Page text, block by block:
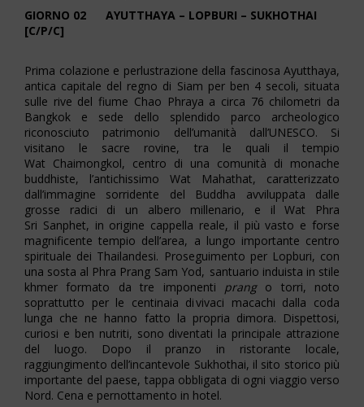
GIORNO 02 AYUTTHAYA – LOPBURI – SUKHOTHAI
[C/P/C]
Prima colazione e perlustrazione della fascinosa Ayutthaya,
antica capitale del regno di Siam per ben 4 secoli, situata
sulle rive del fiume Chao Phraya a circa 76 chilometri da
Bangkok e sede dello splendido parco archeologico
riconosciuto patrimonio dell’umanità dall’UNESCO. Si
visitano le sacre rovine, tra le quali il tempio
Wat Chaimongkol, centro di una comunità di monache
buddhiste, l’antichissimo Wat Mahathat, caratterizzato
dall’immagine sorridente del Buddha avviluppata dalle
grosse radici di un albero millenario, e il Wat Phra
Sri Sanphet, in origine cappella reale, il più vasto e forse
magnificente tempio dell’area, a lungo importante centro
spirituale dei Thailandesi. Proseguimento per Lopburi, con
una sosta al Phra Prang Sam Yod, santuario induista in stile
khmer formato da tre imponenti prang o torri, noto
soprattutto per le centinaia di vivaci macachi dalla coda
lunga che ne hanno fatto la propria dimora. Dispettosi,
curiosi e ben nutriti, sono diventati la principale attrazione
del luogo. Dopo il pranzo in ristorante locale,
raggiungimento dell’incantevole Sukhothai, il sito storico più
importante del paese, tappa obbligata di ogni viaggio verso
Nord. Cena e pernottamento in hotel.